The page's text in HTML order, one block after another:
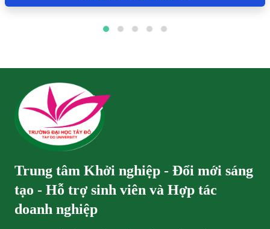
Trung tâm Khởi nghiệp - Đổi mới sáng
tạo - Hỗ trợ sinh viên và Hợp tác
doanh nghiệp